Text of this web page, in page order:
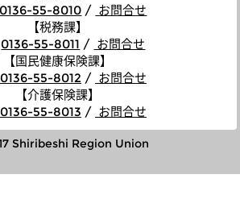
0136-55-8010 / お問合せ
【税務課】
0136-55-8011 / お問合せ
【国民健康保険課】
0136-55-8012 / お問合せ
【介護保険課】
0136-55-8013 / お問合せ
Shiribeshi Region Union